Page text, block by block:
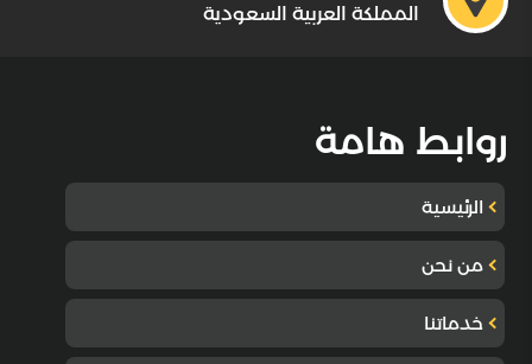
المملكة العربية السعودية
روابط هامة
الرئيسية
من نحن
خدماتنا